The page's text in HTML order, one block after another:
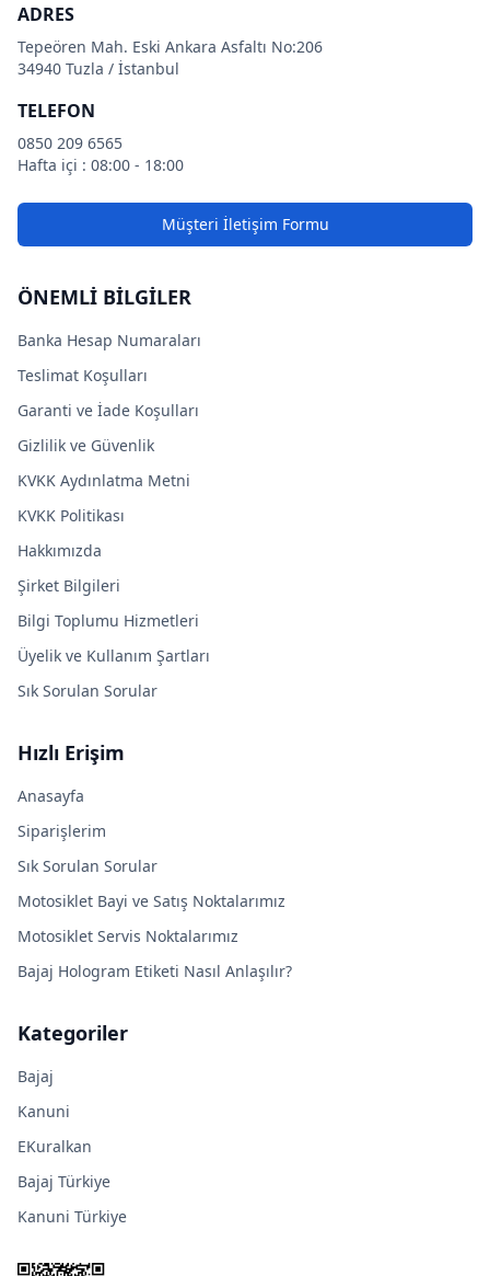
ADRES
Tepeören Mah. Eski Ankara Asfaltı No:206
34940 Tuzla / İstanbul
TELEFON
0850 209 6565
Hafta içi : 08:00 - 18:00
Müşteri İletişim Formu
ÖNEMLİ BİLGİLER
Banka Hesap Numaraları
Teslimat Koşulları
Garanti ve İade Koşulları
Gizlilik ve Güvenlik
KVKK Aydınlatma Metni
KVKK Politikası
Hakkımızda
Şirket Bilgileri
Bilgi Toplumu Hizmetleri
Üyelik ve Kullanım Şartları
Sık Sorulan Sorular
Hızlı Erişim
Anasayfa
Siparişlerim
Sık Sorulan Sorular
Motosiklet Bayi ve Satış Noktalarımız
Motosiklet Servis Noktalarımız
Bajaj Hologram Etiketi Nasıl Anlaşılır?
Kategoriler
Bajaj
Kanuni
EKuralkan
Bajaj Türkiye
Kanuni Türkiye